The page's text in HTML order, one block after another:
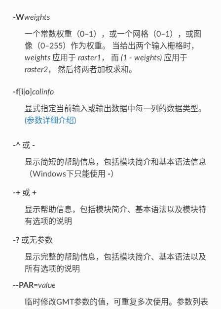
-Wweights
一个常数权重（0–1），或一个网格（0–1），或图
像（0–255）作为权重。 当给出两个输入栅格时，
weights应用于 raster1 ， 而 (1 - weights)应用于
raster2， 然后将两者加权求和。
-f[ i| o] colinfo
显式指定当前输入或输出数据中每一列的数据类型。
(参数详细介绍)
-^或 -
显示简短的帮助信息，包括模块简介和基本语法信息
（Windows下只能使用 -）
-+或 +
显示帮助信息，包括模块简介、基本语法以及模块特
有选项的说明
-?或无参数
显示完整的帮助信息，包括模块简介、基本语法以及
所有选项的说明
--PAR=value
临时修改GMT参数的值，可重复多次使用。参数列表